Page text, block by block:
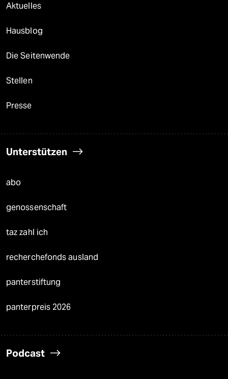
Aktuelles
Hausblog
Die Seitenwende
Stellen
Presse
Unterstützen
abo
genossenschaft
taz zahl ich
recherchefonds ausland
panterstiftung
panterpreis 2026
Podcast